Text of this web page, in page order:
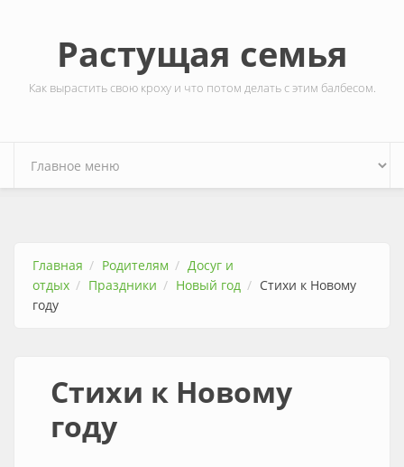
Растущая семья
Как вырастить свою кроху и что потом делать с этим балбесом.
Главная Родителям
Досуг и
отдых
Праздники Новый год
Стихи к Новому
году
Стихи к Новому
году